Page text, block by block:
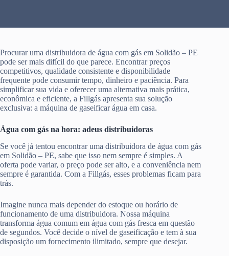
Procurar uma distribuidora de água com gás em Solidão – PE
pode ser mais difícil do que parece. Encontrar preços
competitivos, qualidade consistente e disponibilidade
frequente pode consumir tempo, dinheiro e paciência. Para
simplificar sua vida e oferecer uma alternativa mais prática,
econômica e eficiente, a Fillgás apresenta sua solução
exclusiva: a máquina de gaseificar água em casa.
Água com gás na hora: adeus distribuidoras
Se você já tentou encontrar uma distribuidora de água com gás
em Solidão – PE, sabe que isso nem sempre é simples. A
oferta pode variar, o preço pode ser alto, e a conveniência nem
sempre é garantida. Com a Fillgás, esses problemas ficam para
trás.
Imagine nunca mais depender do estoque ou horário de
funcionamento de uma distribuidora. Nossa máquina
transforma água comum em água com gás fresca em questão
de segundos. Você decide o nível de gaseificação e tem à sua
disposição um fornecimento ilimitado, sempre que desejar.